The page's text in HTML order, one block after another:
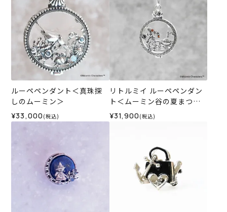
ルーペペンダント＜真珠探
しのムーミン＞
¥33,000 (税込)
リトルミイ ルーペペンダン
ト＜ムーミン谷の夏まつり
＞
¥31,900 (税込)